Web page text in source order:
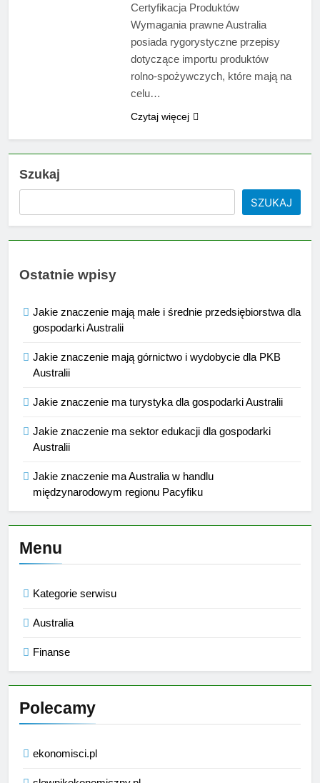
Certyfikacja Produktów
Wymagania prawne Australia
posiada rygorystyczne przepisy
dotyczące importu produktów
rolno-spożywczych, które mają na
celu…
Czytaj więcej
Szukaj
SZUKAJ
Ostatnie wpisy
Jakie znaczenie mają małe i średnie przedsiębiorstwa dla
gospodarki Australii
Jakie znaczenie mają górnictwo i wydobycie dla PKB
Australii
Jakie znaczenie ma turystyka dla gospodarki Australii
Jakie znaczenie ma sektor edukacji dla gospodarki
Australii
Jakie znaczenie ma Australia w handlu
międzynarodowym regionu Pacyfiku
Menu
Kategorie serwisu
Australia
Finanse
Polecamy
ekonomisci.pl